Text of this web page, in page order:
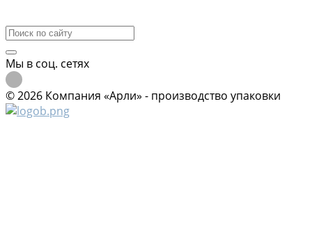
Мы в соц. сетях
© 2026 Компания «Арли» - производство упаковки